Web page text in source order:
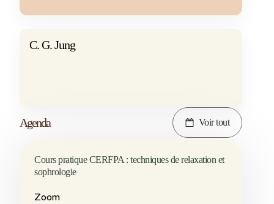
C. G. Jung
Agenda Voir tout
Cours pratique CERFPA : techniques de relaxation et
sophrologie
Zoom